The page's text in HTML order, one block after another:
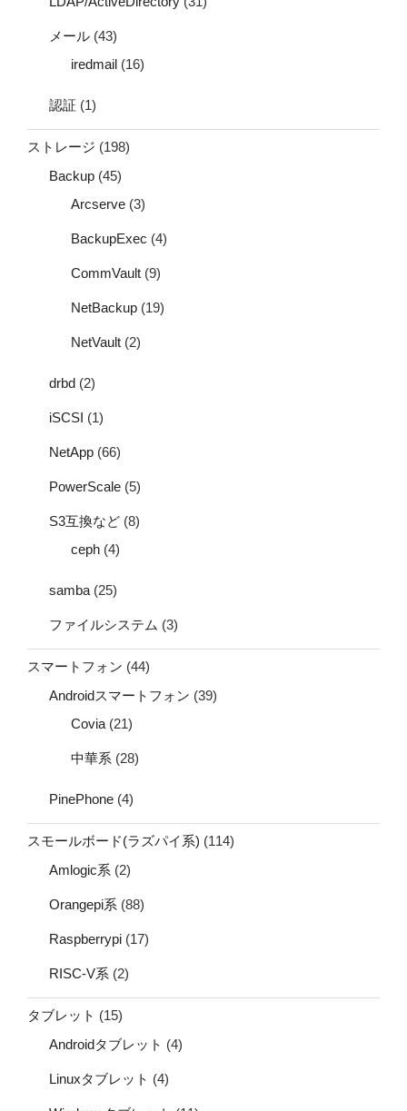
メール (43)
iredmail (16)
認証 (1)
ストレージ (198)
Backup (45)
Arcserve (3)
BackupExec (4)
CommVault (9)
NetBackup (19)
NetVault (2)
drbd (2)
iSCSI (1)
NetApp (66)
PowerScale (5)
S3互換など (8)
ceph (4)
samba (25)
ファイルシステム (3)
スマートフォン (44)
Androidスマートフォン (39)
Covia (21)
中華系 (28)
PinePhone (4)
スモールボード(ラズパイ系) (114)
Amlogic系 (2)
Orangepi系 (88)
Raspberrypi (17)
RISC-V系 (2)
タブレット (15)
Androidタブレット (4)
Linuxタブレット (4)